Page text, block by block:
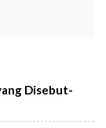
Disebut-